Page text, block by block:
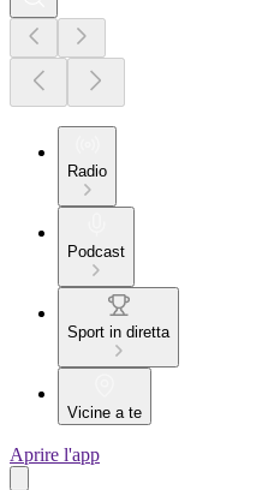
Radio
Podcast
Sport in diretta
Vicine a te
Aprire l'app